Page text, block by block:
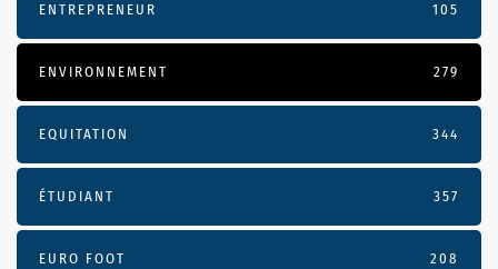
ENTREPRENEUR 105
ENVIRONNEMENT 279
EQUITATION 344
ÉTUDIANT 357
EURO FOOT 208